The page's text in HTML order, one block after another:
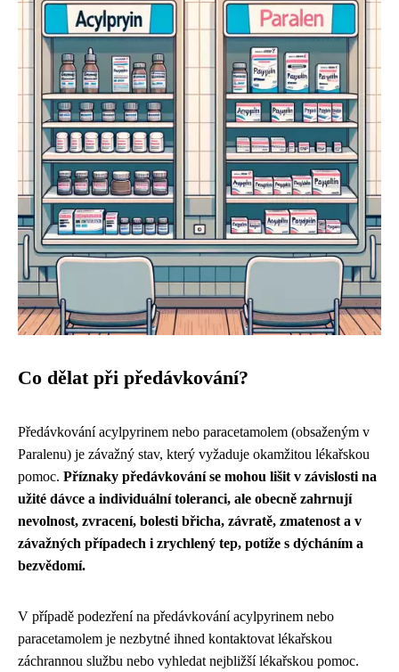
Co dělat při předávkování?
Předávkování acylpyrinem nebo paracetamolem (obsaženým v
Paralenu) je závažný stav, který vyžaduje okamžitou lékařskou
pomoc. Příznaky předávkování se mohou lišit v závislosti na
užité dávce a individuální toleranci, ale obecně zahrnují
nevolnost, zvracení, bolesti břicha, závratě, zmatenost a v
závažných případech i zrychlený tep, potíže s dýcháním a
bezvědomí.
V případě podezření na předávkování acylpyrinem nebo
paracetamolem je nezbytné ihned kontaktovat lékařskou
záchrannou službu nebo vyhledat nejbližší lékařskou pomoc.